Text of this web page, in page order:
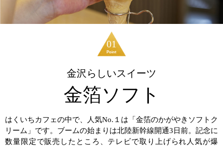
01
金沢らしいスイーツ
金箔ソフト
はくいちカフェの中で、人気No.１は「金箔のかがやきソフトク
リーム」です。ブームの始まりは北陸新幹線開通3日前。記念に
数量限定で販売したところ、テレビで取り上げられ人気が爆